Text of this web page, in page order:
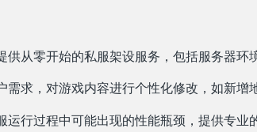
供从零开始的私服架设服务，包括服务器环
需求，对游戏内容进行个性化修改，如新增
运行过程中可能出现的性能瓶颈，提供专业